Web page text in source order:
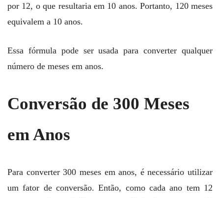
por 12, o que resultaria em 10 anos. Portanto, 120 meses
equivalem a 10 anos.
Essa fórmula pode ser usada para converter qualquer
número de meses em anos.
Conversão de 300 Meses
em Anos
Para converter 300 meses em anos, é necessário utilizar
um fator de conversão. Então, como cada ano tem 12